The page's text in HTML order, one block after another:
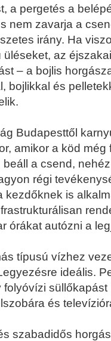
a pergetés a
nem zavarja a
irány. Ha
az
– a bojlis
bojlikkal és
Budapesttől
amikor a köd
a csend,
régi
kezdőknek is
órákat autózni a
típusú vízhez
ideális.
folyóvízi
és
szabadidős